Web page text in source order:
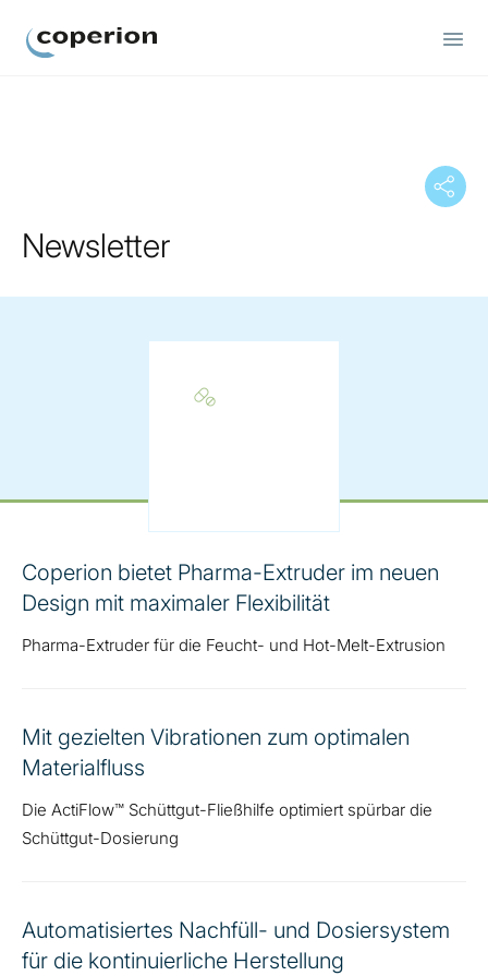
Newsletter
Coperion bietet Pharma-Extruder im neuen
Design mit maximaler Flexibilität
Pharma-Extruder für die Feucht- und Hot-Melt-Extrusion
Mit gezielten Vibrationen zum optimalen
Materialfluss
Die ActiFlow™ Schüttgut-Fließhilfe optimiert spürbar die
Schüttgut-Dosierung
Automatisiertes Nachfüll- und Dosiersystem
für die kontinuierliche Herstellung